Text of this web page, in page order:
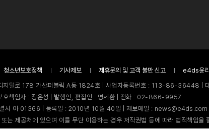
청소년보호정책 기사제보 제휴문의 및 고객 불만 신고 e4ds윤
지털로 178 가산퍼블릭 A동 1824호 | 사업자등록번호 : 113-86-36448 |
호책임자 : 장은성 | 발행인, 편집인 : 명세환 | 전화 : 02-866-9957
별시 아 01366 | 등록일 : 2010년 10월 40일 | 제보메일 : news@e4ds.com
는 제공처에 있으며 이를 무단 이용하는 경우 저작권법 등에 따라 법적책임을